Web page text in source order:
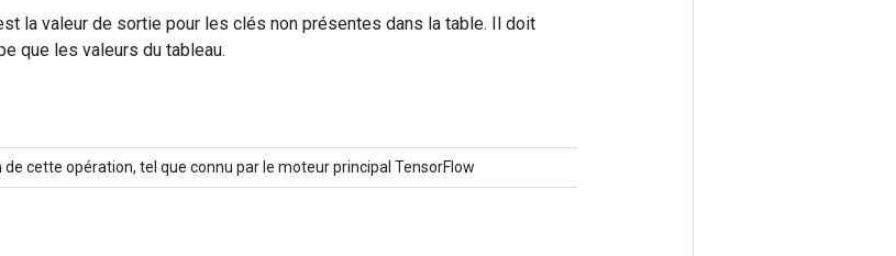
la valeur de sortie pour les clés non présentes dans la table. Il doit
que les valeurs du tableau.
de cette opération, tel que connu par le moteur principal TensorFlow